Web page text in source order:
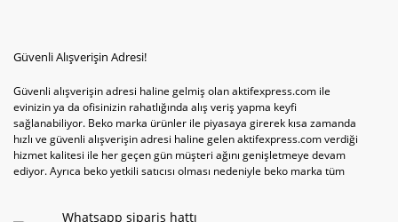
Güvenli Alışverişin Adresi!
Güvenli alışverişin adresi haline gelmiş olan aktifexpress.com ile
evinizin ya da ofisinizin rahatlığında alış veriş yapma keyfi
sağlanabiliyor. Beko marka ürünler ile piyasaya girerek kısa zamanda
hızlı ve güvenli alışverişin adresi haline gelen aktifexpress.com verdiği
hizmet kalitesi ile her geçen gün müşteri ağını genişletmeye devam
ediyor. Ayrıca beko yetkili satıcısı olması nedeniyle beko marka tüm
televizyon ya da bulaşık makinesi değil aynı zamanda çamaşır makinesi
Whatsapp sipariş hattı